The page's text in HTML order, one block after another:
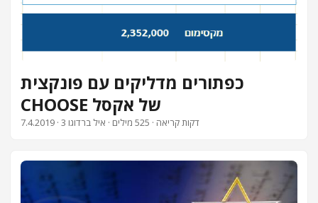
כפתורים מדליקים עם פונקצית
CHOOSE של אקסל
7.4.2019 · 3 דקות קריאה · 525 מילים · איל ברדוגו